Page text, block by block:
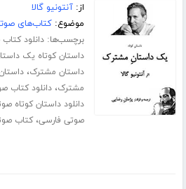
از:آنتونیو گالا
موضوع:کتاب‌های
برچسب‌ها:دانلود
داستان کوتاه یک
داستان مشترک،
مشترک،دانلود کتاب
دانلود داستان کوتاه
صوتی فارسی،کتاب